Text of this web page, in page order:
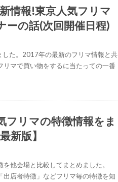
情報!東京人気フリマ
ーの話(次回開催日程)
た。2017年の最新のフリマ情報と共
マで買い物をするに当たっての一番
フリマの特徴情報をま
新版】
他会場と比較してまとめました。
出店者特徴」などフリマ毎の特徴を知